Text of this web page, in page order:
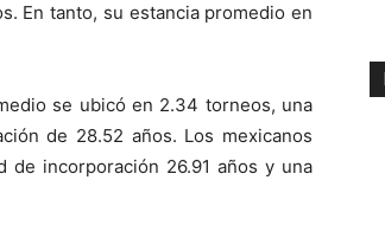
En tanto, su estancia promedio en
se ubicó en 2.34 torneos, una
de 28.52 años. Los mexicanos
incorporación 26.91 años y una